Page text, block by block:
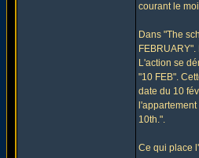
courant le
Dans "The
L'action se
"10 FEB".
date du 10
10th.".
Ce qui place